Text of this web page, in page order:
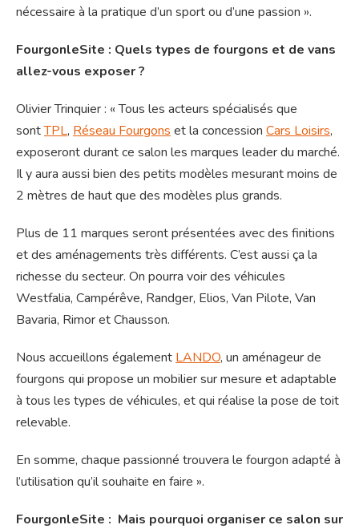
nécessaire à la pratique d’un sport ou d’une passion ».
FourgonleSite : Quels types de fourgons et de vans
allez-vous exposer ?
Olivier Trinquier : « Tous les acteurs spécialisés que
sontTPL, Réseau Fourgons et la concession Cars Loisirs,
exposeront durant ce salon les marques leader du marché.
Il y aura aussi bien des petits modèles mesurant moins de
2 mètres de haut que des modèles plus grands.
Plus de 11 marques seront présentées avec des finitions
et des aménagements très différents. C’est aussi ça la
richesse du secteur. On pourra voir des véhicules
Westfalia, Campérêve, Randger, Elios, Van Pilote, Van
Bavaria, Rimor et Chausson.
Nous accueillons également LANDO, un aménageur de
fourgons qui propose un mobilier sur mesure et adaptable
à tous les types de véhicules, et qui réalise la pose de toit
relevable.
En somme, chaque passionné trouvera le fourgon adapté à
l’utilisation qu’il souhaite en faire ».
FourgonleSite : Mais pourquoi organiser ce salon sur